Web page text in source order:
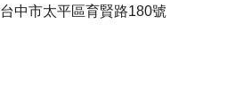
台中市太平區育賢路180號